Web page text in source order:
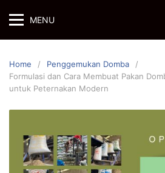
content
MENU
Home
Penggemukan Domba
Formulasi dan Cara Membuat Pakan
untuk Peternakan Modern